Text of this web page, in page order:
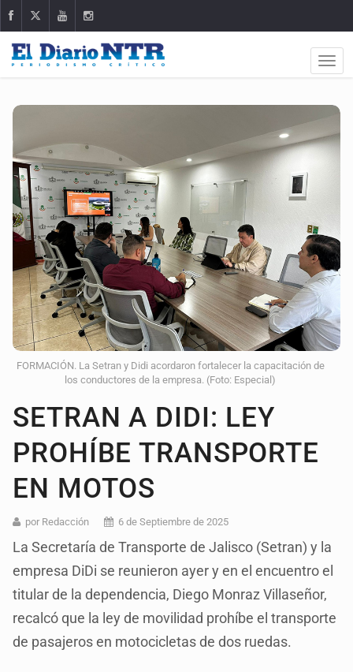
FORMACIÓN. La Setran y Didi acordaron fortalecer la capacitación de
los conductores de la empresa. (Foto: Especial)
SETRAN A DIDI: LEY
PROHÍBE TRANSPORTE
EN MOTOS
por Redacción 6 de Septiembre de 2025
La Secretaría de Transporte de Jalisco (Setran) y la
empresa DiDi se reunieron ayer y en el encuentro el
titular de la dependencia, Diego Monraz Villaseñor,
recalcó que la ley de movilidad prohíbe el transporte
de pasajeros en motocicletas de dos ruedas.